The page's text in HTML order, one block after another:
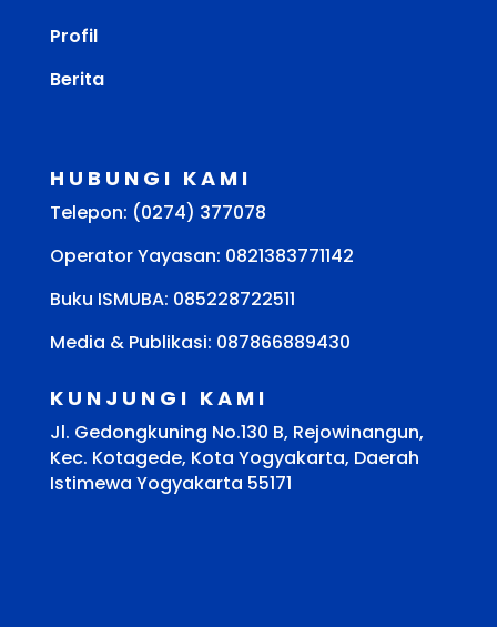
Profil
Berita
HUBUNGI KAMI
Telepon: (0274) 377078
Operator Yayasan: 0821383771142
Buku ISMUBA: 085228722511
Media & Publikasi: 087866889430
KUNJUNGI KAMI
Jl. Gedongkuning No.130 B, Rejowinangun,
Kec. Kotagede, Kota Yogyakarta, Daerah
Istimewa Yogyakarta 55171